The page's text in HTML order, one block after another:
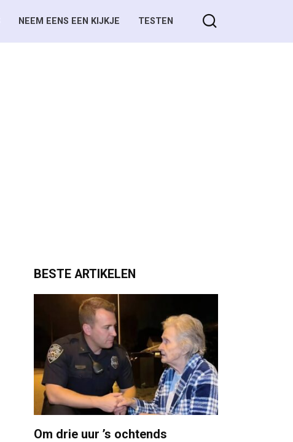
NEEM EENS EEN KIJKJE TESTEN
BESTE ARTIKELEN
Om drie uur ’s ochtends